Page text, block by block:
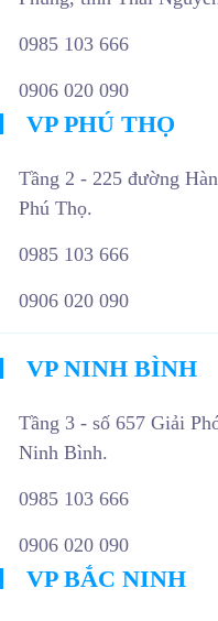
0985 103 666
0906 020 090
VP PHÚ THỌ
Tầng 2 - 225 đường
Phú Thọ.
0985 103 666
0906 020 090
VP NINH BÌNH
Tầng 3 - số 657 Giải
Ninh Bình.
0985 103 666
0906 020 090
VP BẮC NINH